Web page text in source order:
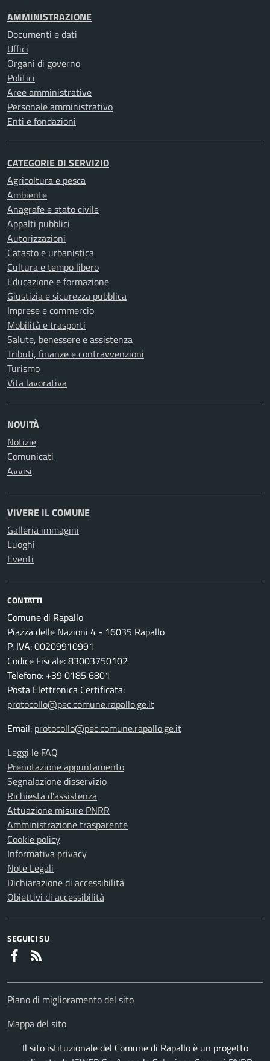
AMMINISTRAZIONE
Documenti e dati
Uffici
Organi di governo
Politici
Aree amministrative
Personale amministrativo
Enti e fondazioni
CATEGORIE DI SERVIZIO
Agricoltura e pesca
Ambiente
Anagrafe e stato civile
Appalti pubblici
Autorizzazioni
Catasto e urbanistica
Cultura e tempo libero
Educazione e formazione
Giustizia e sicurezza pubblica
Imprese e commercio
Mobilità e trasporti
Salute, benessere e assistenza
Tributi, finanze e contravvenzioni
Turismo
Vita lavorativa
NOVITÀ
Notizie
Comunicati
Avvisi
VIVERE IL COMUNE
Galleria immagini
Luoghi
Eventi
CONTATTI
Comune di Rapallo
Piazza delle Nazioni 4 - 16035 Rapallo
P. IVA: 00209910991
Codice Fiscale: 83003750102
Telefono: +39 0185 6801
Posta Elettronica Certificata:
protocollo@pec.comune.rapallo.ge.it
Email: protocollo@pec.comune.rapallo.ge.it
Leggi le FAQ
Prenotazione appuntamento
Segnalazione disservizio
Richiesta d'assistenza
Attuazione misure PNRR
Amministrazione trasparente
Cookie policy
Informativa privacy
Note Legali
Dichiarazione di accessibilità
Obiettivi di accessibilità
SEGUICI SU
Faceboook
Piano di miglioramento del sito
Mappa del sito
Il sito istituzionale del Comune di Rapallo è un progetto